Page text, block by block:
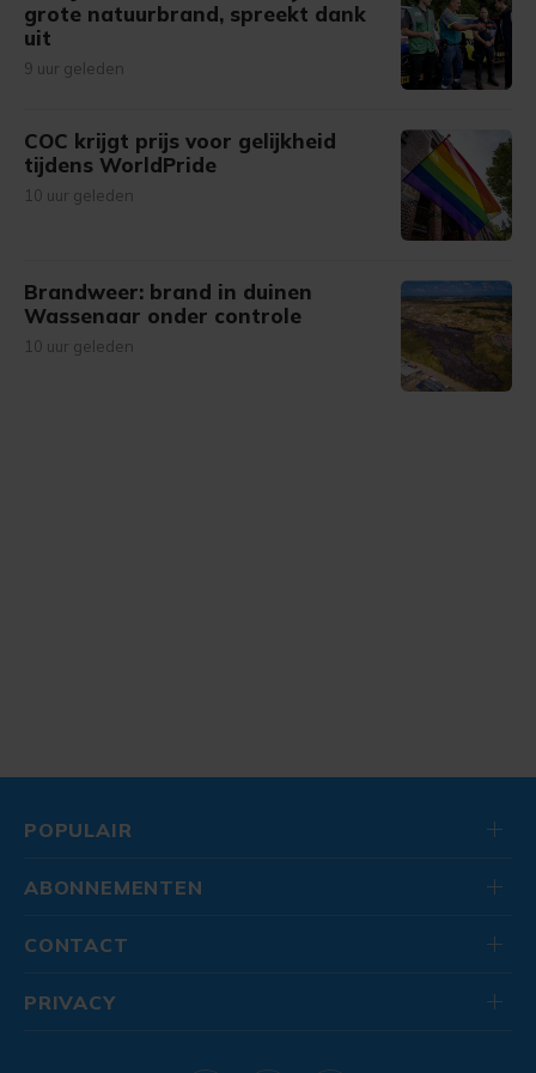
grote natuurbrand, spreekt dank
uit
9 uur geleden
COC krijgt prijs voor gelijkheid
tijdens WorldPride
10 uur geleden
Brandweer: brand in duinen
Wassenaar onder controle
10 uur geleden
POPULAIR
ABONNEMENTEN
CONTACT
PRIVACY